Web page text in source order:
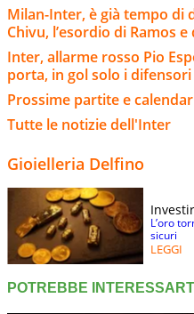
Milan-Inter, è già tempo di
Chivu, l’esordio di Ramos
Inter, allarme rosso Pio
porta, in gol solo i difensori
Prossime partite e
Tutte le notizie dell'Inter
Gioielleria Delfino
L’oro
sicuri
LEGGI